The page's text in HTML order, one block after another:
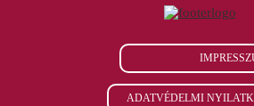
ADATVÉDELMI